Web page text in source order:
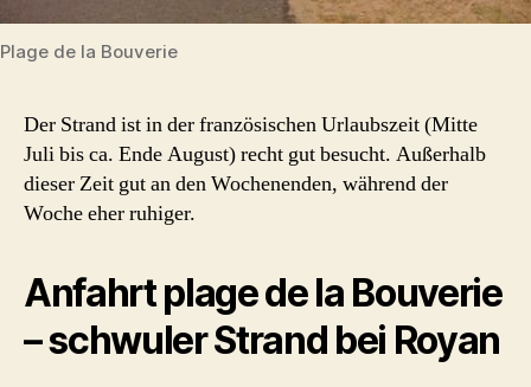
Plage de la Bouverie
Der Strand ist in der französischen Urlaubszeit (Mitte
Juli bis ca. Ende August) recht gut besucht. Außerhalb
dieser Zeit gut an den Wochenenden, während der
Woche eher ruhiger.
Anfahrt plage de la Bouverie
– schwuler Strand bei Royan